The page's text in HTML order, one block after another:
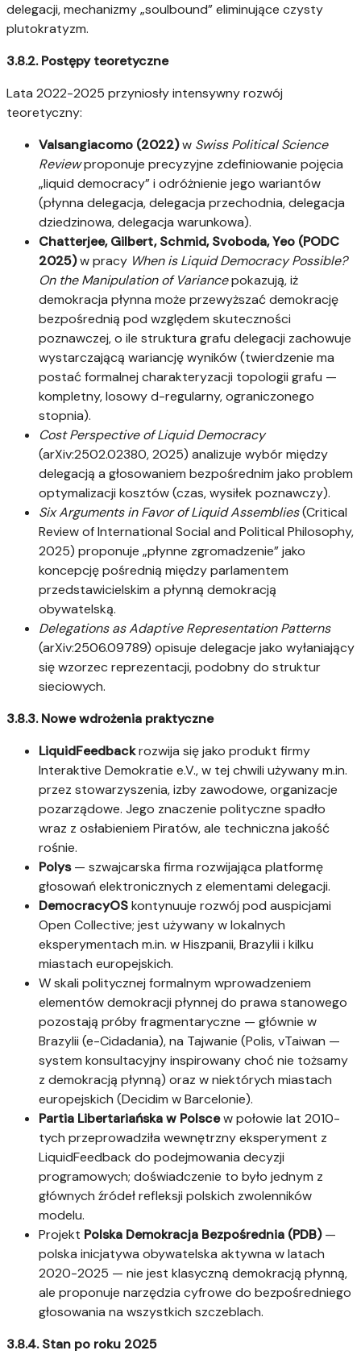
delegacji, mechanizmy „soulbound” eliminujące czysty
plutokratyzm.
3.8.2. Postępy teoretyczne
Lata 2022-2025 przyniosły intensywny rozwój
teoretyczny:
Valsangiacomo (2022)w Swiss Political Science
Reviewproponuje precyzyjne zdefiniowanie pojęcia
„liquid democracy” i odróżnienie jego wariantów
(płynna delegacja, delegacja przechodnia, delegacja
dziedzinowa, delegacja warunkowa).
Chatterjee, Gilbert, Schmid, Svoboda, Yeo (PODC
2025)w pracy When is Liquid Democracy Possible?
On the Manipulation of Variancepokazują, iż
demokracja płynna może przewyższać demokrację
bezpośrednią pod względem skuteczności
poznawczej, o ile struktura grafu delegacji zachowuje
wystarczającą wariancję wyników (twierdzenie ma
postać formalnej charakteryzacji topologii grafu —
kompletny, losowy d-regularny, ograniczonego
stopnia).
Cost Perspective of Liquid Democracy
(arXiv:2502.02380, 2025) analizuje wybór między
delegacją a głosowaniem bezpośrednim jako problem
optymalizacji kosztów (czas, wysiłek poznawczy).
Six Arguments in Favor of Liquid Assemblies(Critical
Review of International Social and Political Philosophy,
2025) proponuje „płynne zgromadzenie” jako
koncepcję pośrednią między parlamentem
przedstawicielskim a płynną demokracją
obywatelską.
Delegations as Adaptive Representation Patterns
(arXiv:2506.09789) opisuje delegacje jako wyłaniający
się wzorzec reprezentacji, podobny do struktur
sieciowych.
3.8.3. Nowe wdrożenia praktyczne
LiquidFeedbackrozwija się jako produkt firmy
Interaktive Demokratie e.V., w tej chwili używany m.in.
przez stowarzyszenia, izby zawodowe, organizacje
pozarządowe. Jego znaczenie polityczne spadło
wraz z osłabieniem Piratów, ale techniczna jakość
rośnie.
Polys— szwajcarska firma rozwijająca platformę
głosowań elektronicznych z elementami delegacji.
DemocracyOSkontynuuje rozwój pod auspicjami
Open Collective; jest używany w lokalnych
eksperymentach m.in. w Hiszpanii, Brazylii i kilku
miastach europejskich.
W skali politycznej formalnym wprowadzeniem
elementów demokracji płynnej do prawa stanowego
pozostają próby fragmentaryczne — głównie w
Brazylii (e-Cidadania), na Tajwanie (Polis, vTaiwan —
system konsultacyjny inspirowany choć nie tożsamy
z demokracją płynną) oraz w niektórych miastach
europejskich (Decidim w Barcelonie).
Partia Libertariańska w Polscew połowie lat 2010-
tych przeprowadziła wewnętrzny eksperyment z
LiquidFeedback do podejmowania decyzji
programowych; doświadczenie to było jednym z
głównych źródeł refleksji polskich zwolenników
modelu.
Projekt Polska Demokracja Bezpośrednia (PDB)—
polska inicjatywa obywatelska aktywna w latach
2020-2025 — nie jest klasyczną demokracją płynną,
ale proponuje narzędzia cyfrowe do bezpośredniego
głosowania na wszystkich szczeblach.
3.8.4. Stan po roku 2025